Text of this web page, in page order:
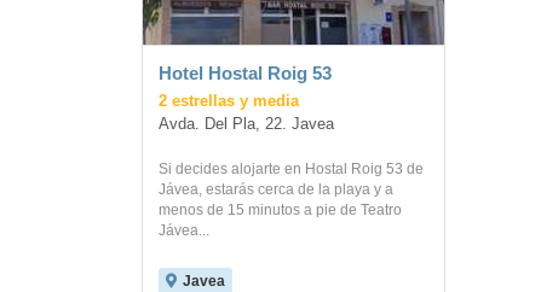
Hotel Hostal Roig 53
2 estrellas y media
Avda. Del Pla, 22. Javea
Si decides alojarte en Hostal Roig 53 de
Jávea, estarás cerca de la playa y a
menos de 15 minutos a pie de Teatro
Jávea...
Javea